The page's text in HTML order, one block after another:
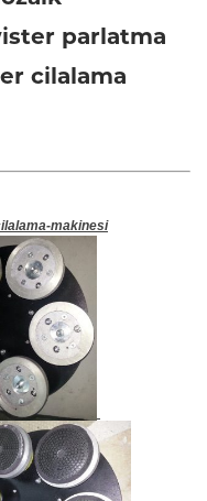
parlatma
cilalama